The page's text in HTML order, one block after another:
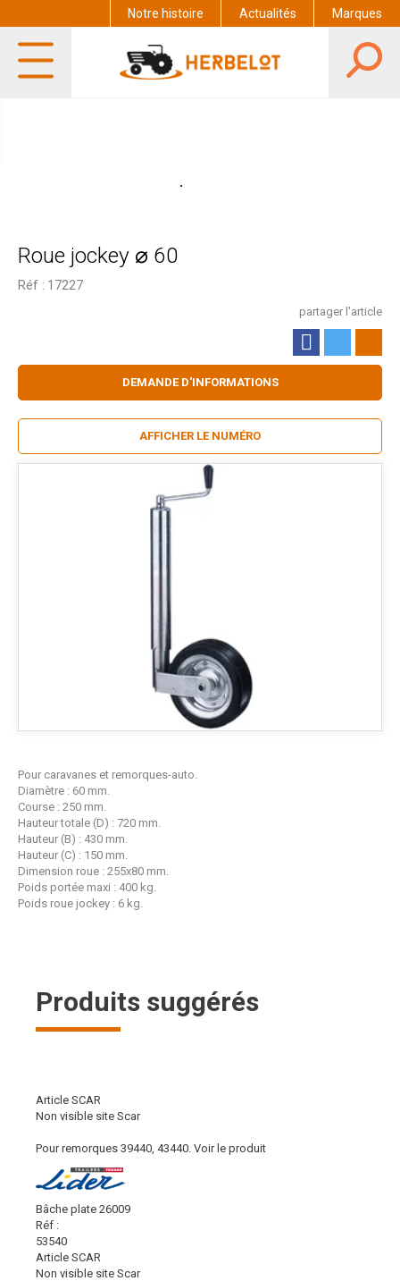
Notre histoire Actualités Marques
Roue jockey ⌀ 60
Réf : 17227
partager l'article
Pour caravanes et remorques-auto.
Diamètre : 60 mm.
Course : 250 mm.
Hauteur totale (D) : 720 mm.
Hauteur (B) : 430 mm.
Hauteur (C) : 150 mm.
Dimension roue : 255x80 mm.
Poids portée maxi : 400 kg.
Poids roue jockey : 6 kg.
DEMANDE D'INFORMATIONS
AFFICHER LE NUMÉRO
Produits suggérés
Article SCAR
Non visible site Scar
Pour remorques 39440, 43440. Voir le produit
Bâche plate 26009
Réf :
53540
Article SCAR
Non visible site Scar